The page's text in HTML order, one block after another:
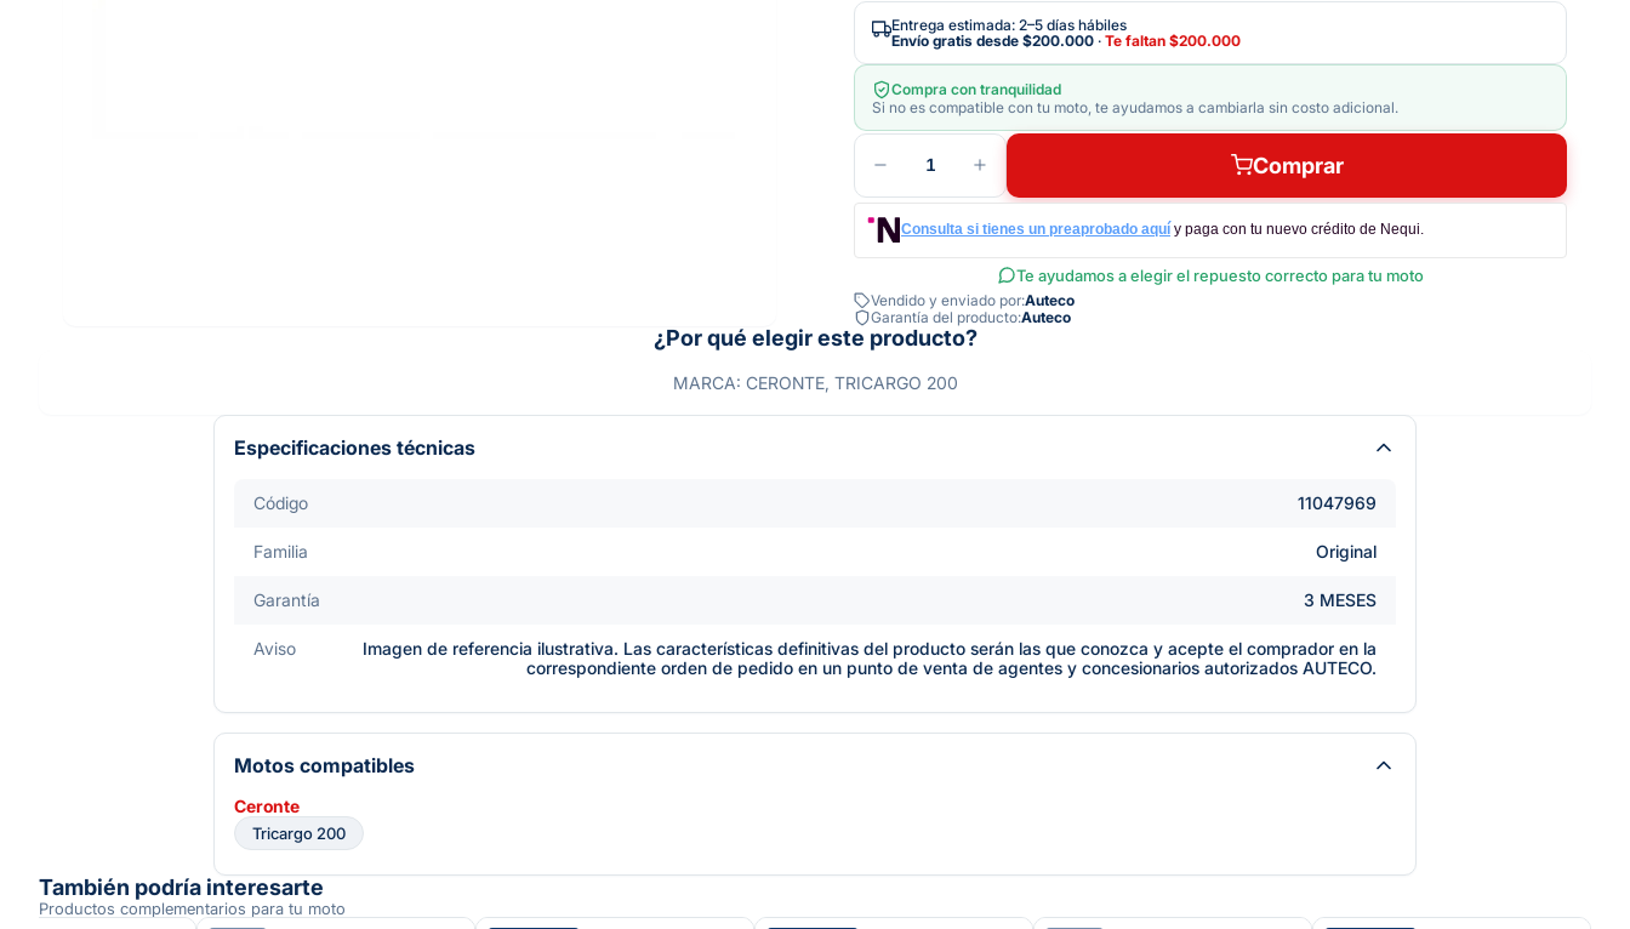
Entrega estimada: 2–5 días hábiles
Envío gratis desde $200.000 · Te faltan $200.000
Compra con tranquilidad
Si no es compatible con tu moto, te ayudamos a cambiarla sin costo adicional.
1 Comprar
Consulta si tienes un preaprobado aquí y paga con tu nuevo crédito de Nequi.
Te ayudamos a elegir el repuesto correcto para tu moto
Vendido y enviado por:Auteco
Garantía del producto:Auteco
¿Por qué elegir este producto?
MARCA: CERONTE, TRICARGO 200
Especificaciones técnicas
Código 11047969
Familia Original
Garantía 3 MESES
Aviso
Imagen de referencia ilustrativa. Las características definitivas del producto serán las que conozca y acepte el comprador en la
correspondiente orden de pedido en un punto de venta de agentes y concesionarios autorizados AUTECO.
Motos compatibles
Ceronte
Tricargo 200
También podría interesarte
Productos complementarios para tu moto